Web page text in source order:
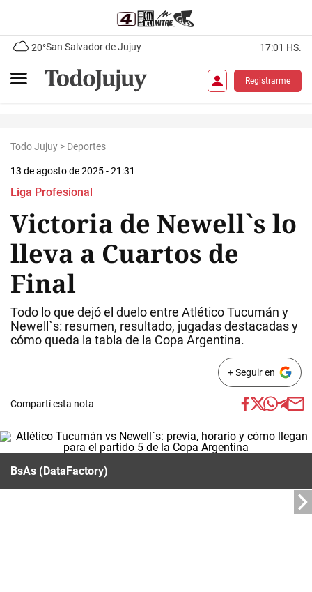
20°San Salvador de Jujuy 17:01 HS.
Registrarme
Todo Jujuy > Deportes
13 de agosto de 2025 - 21:31
Liga Profesional
Victoria de Newell`s lo
lleva a Cuartos de
Final
Todo lo que dejó el duelo entre Atlético Tucumán y
Newell`s: resumen, resultado, jugadas destacadas y
cómo queda la tabla de la Copa Argentina.
+ Seguir en
Compartí esta nota
BsAs (DataFactory)